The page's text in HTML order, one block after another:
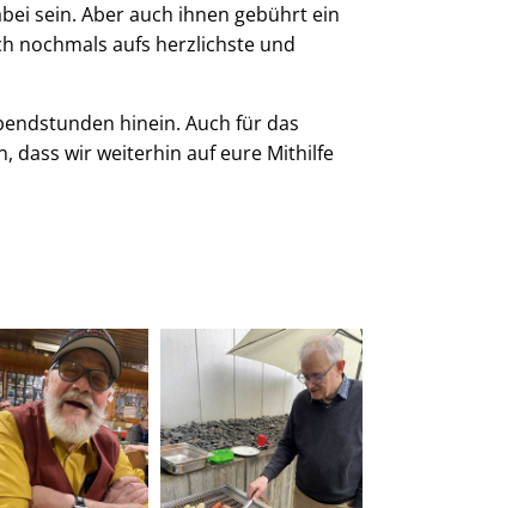
sein. Aber auch ihnen gebührt ein
nochmals aufs herzlichste und
hinein. Auch für das
dass wir weiterhin auf eure Mithilfe